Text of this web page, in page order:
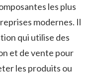
les plus
modernes. Il
qui utilise des
et de vente pour
les produits ou